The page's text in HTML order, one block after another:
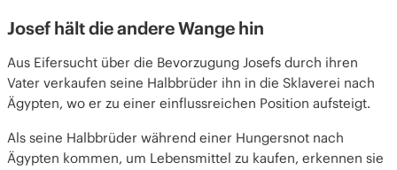
Josef hält die andere Wange hin
Aus Eifersucht über die Bevorzugung Josefs durch ihren
Vater verkaufen seine Halbbrüder ihn in die Sklaverei nach
Ägypten, wo er zu einer einflussreichen Position aufsteigt.
Als seine Halbbrüder während einer Hungersnot nach
Ägypten kommen, um Lebensmittel zu kaufen, erkennen sie